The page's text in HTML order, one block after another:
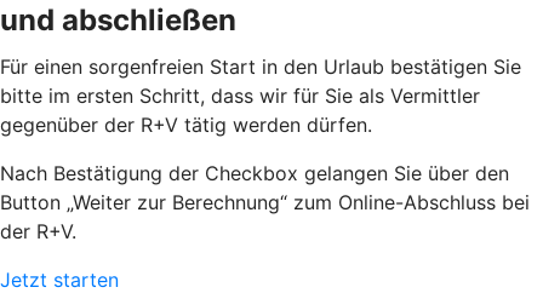
und abschließen
Für einen sorgenfreien Start in den Urlaub bestätigen Sie
bitte im ersten Schritt, dass wir für Sie als Vermittler
gegenüber der R+V tätig werden dürfen.
Nach Bestätigung der Checkbox gelangen Sie über den
Button „Weiter zur Berechnung“ zum Online-Abschluss bei
der R+V.
Jetzt starten